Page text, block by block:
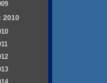
2010